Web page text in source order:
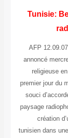
Tunisie:
AFP
annoncé
religieuse
premier jour du
souci
paysage
création
tunisien dans